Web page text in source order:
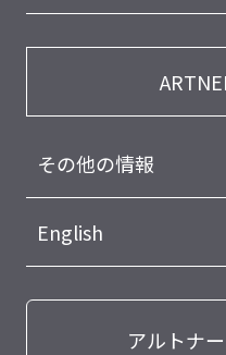
その他の情報
English
アルトナ